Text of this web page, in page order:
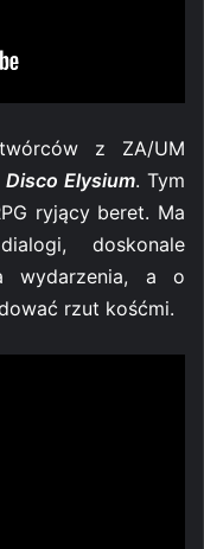
z ZA/UM
Disco Elysium. Tym
ryjący beret. Ma
doskonale
wydarzenia, a o
rzut kośćmi.